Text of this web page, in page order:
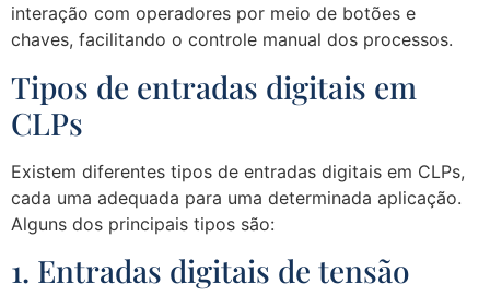
interação com operadores por meio de botões e
chaves, facilitando o controle manual dos processos.
Tipos de entradas digitais em
CLPs
Existem diferentes tipos de entradas digitais em CLPs,
cada uma adequada para uma determinada aplicação.
Alguns dos principais tipos são:
1. Entradas digitais de tensão